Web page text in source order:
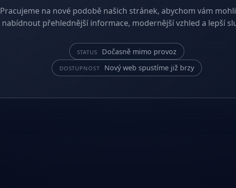
Pracujeme na nové podobě našich stránek, abychom vám
nabídnout přehlednější informace, modernější vzhled a lepší
STATUS Dočasně mimo provoz
DOSTUPNOST Nový web spustíme již brzy